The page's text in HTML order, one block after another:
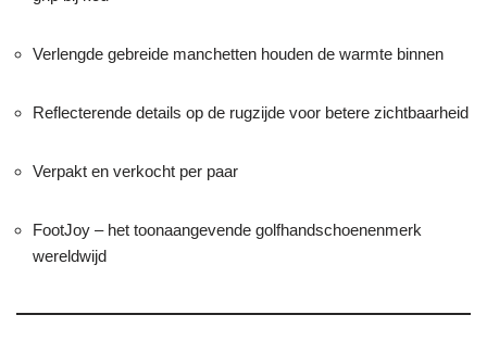
Verlengde gebreide manchetten houden de warmte binnen
Reflecterende details op de rugzijde voor betere zichtbaarheid
Verpakt en verkocht per paar
FootJoy – het toonaangevende golfhandschoenenmerk
wereldwijd